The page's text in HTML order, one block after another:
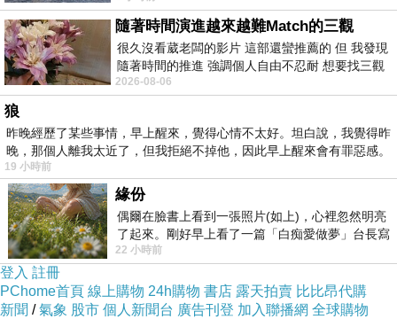
「性格男星」黃宗迅 1920～1976
33歲投入影圈，擔任主角
38歲經女友張仲文引薦赴港
44歲加盟「邵氏」為戲分吃重的演技派
56歲在台車禍去世
「台灣水蜜桃」游娟 1939～
18歲入台語片圈，受到矚目
20歲應「邵氏」邀請赴港，與林黛於〈慾網〉飾演姊妹，初時受捧，惜
為曇花一現。
隨著時間演進越來越難Match的三觀
很久沒看葳老闆的影片 這部還蠻推薦的 但 我發現
隨著時間的推進 強調個人自由不忍耐 想要找三觀
接近的不要說對象 連朋友都超
2026-08-06
狼
昨晚經歷了某些事情，早上醒來，覺得心情不太好。坦白說，我覺得昨
晚，那個人離我太近了，但我拒絕不掉他，因此早上醒來會有罪惡感。
19 小時前
緣份
偶爾在臉書上看到一張照片(如上)，心裡忽然明亮
了起來。剛好早上看了一篇「白痴愛做夢」台長寫
的貼文，在回顧年輕時瘋狂愛上
22 小時前
登入 註冊
PChome首頁 線上購物 24h購物 書店 露天拍賣 比比昂代購
新聞 /氣象 股市 個人新聞台 廣告刊登 加入聯播網 全球購物